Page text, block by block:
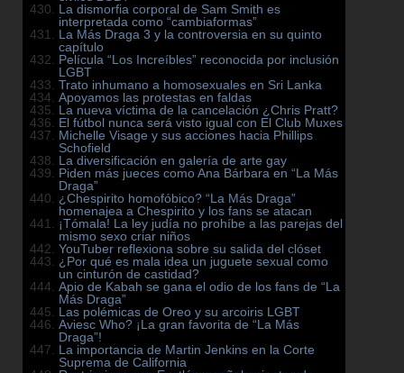
La dismorfia corporal de Sam Smith es
interpretada como “cambiaformas”
La Más Draga 3 y la controversia en su quinto
capítulo
Película “Los Increíbles” reconocida por inclusión
LGBT
Trato inhumano a homosexuales en Sri Lanka
Apoyamos las protestas en faldas
La nueva víctima de la cancelación ¿Chris Pratt?
El fútbol nunca será visto igual con El Club Muxes
Michelle Visage y sus acciones hacia Phillips
Schofield
La diversificación en galería de arte gay
Piden más jueces como Ana Bárbara en “La Más
Draga”
¿Chespirito homofóbico? “La Más Draga”
homenajea a Chespirito y los fans se atacan
¡Tómala! La ley judía no prohíbe a las parejas del
mismo sexo criar niños
YouTuber reflexiona sobre su salida del clóset
¿Por qué es mala idea un juguete sexual como
un cinturón de castidad?
Apio de Kabah se gana el odio de los fans de “La
Más Draga”
Las polémicas de Oreo y su arcoiris LGBT
Aviesc Who? ¡La gran favorita de “La Más
Draga”!
La importancia de Martin Jenkins en la Corte
Suprema de California